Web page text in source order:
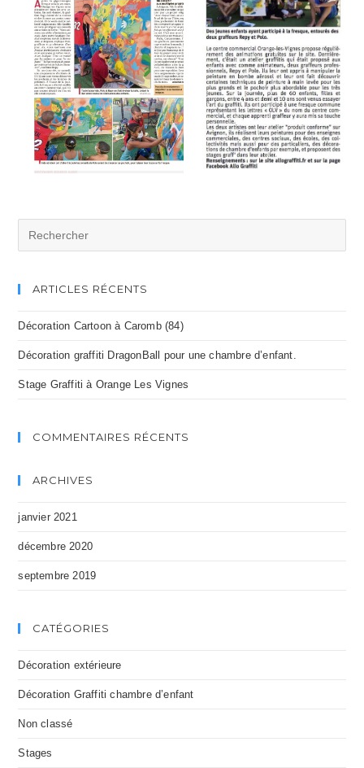
ARTICLES RÉCENTS
Décoration Cartoon à Caromb (84)
Décoration graffiti DragonBall pour une chambre d’enfant.
Stage Graffiti à Orange Les Vignes
COMMENTAIRES RÉCENTS
ARCHIVES
janvier 2021
décembre 2020
septembre 2019
CATÉGORIES
Décoration extérieure
Décoration Graffiti chambre d’enfant
Non classé
Stages